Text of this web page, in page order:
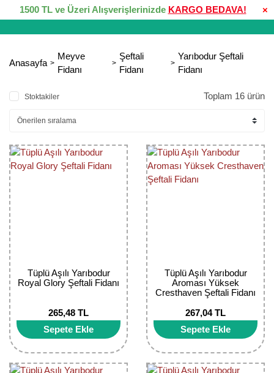
×
1500 TL ve Üzeri Alışverişlerinizde KARGO BEDAVA!
Anasayfa
Meyve
Fidanı
Şeftali
Fidanı
Yarıbodur Şeftali
Fidanı
Stoktakiler Toplam 16 ürün
Tüplü Aşılı Yarıbodur
Royal Glory Şeftali Fidanı
265,48 TL
Sepete Ekle
Tüplü Aşılı Yarıbodur
Aroması Yüksek
Cresthaven Şeftali Fidanı
267,04 TL
Sepete Ekle